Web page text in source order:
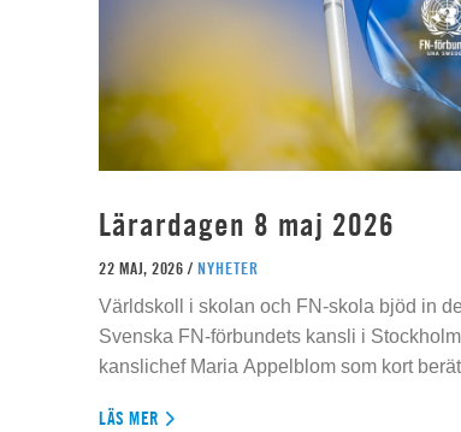
Lärardagen 8 maj 2026
22 MAJ, 2026 / NYHETER
Världskoll i skolan och FN-skola bjöd in
Svenska FN-förbundets kansli i
kanslichef Maria Appelblom som kort
LÄS MER